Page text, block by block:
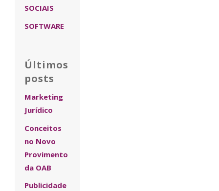
SOCIAIS
SOFTWARE
Últimos
posts
Marketing
Jurídico
Conceitos
no Novo
Provimento
da OAB
Publicidade